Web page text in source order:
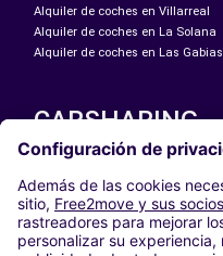
Alquiler de coches en Villarreal
Alquiler de coches en La Solana
Alquiler de coches en Las Gabias
CARSHARING
NUESTRAS CIUDADES
Paris
Madrid
Washington DC
Milán